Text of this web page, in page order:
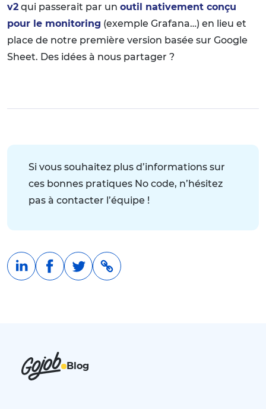
v2 qui passerait par un outil nativement conçu
pour le monitoring (exemple Grafana…) en lieu et
place de notre première version basée sur Google
Sheet. Des idées à nous partager ?
Si vous souhaitez plus d’informations sur
ces bonnes pratiques No code, n’hésitez
pas à contacter l’équipe !
Blog